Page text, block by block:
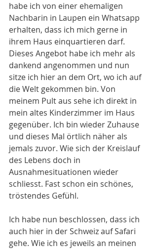
habe ich von einer ehemaligen
Nachbarin in Laupen ein Whatsapp
erhalten, dass ich mich gerne in
ihrem Haus einquartieren darf.
Dieses Angebot habe ich mehr als
dankend angenommen und nun
sitze ich hier an dem Ort, wo ich auf
die Welt gekommen bin. Von
meinem Pult aus sehe ich direkt in
mein altes Kinderzimmer im Haus
gegenüber. Ich bin wieder Zuhause
und dieses Mal örtlich näher als
jemals zuvor. Wie sich der Kreislauf
des Lebens doch in
Ausnahmesituationen wieder
schliesst. Fast schon ein schönes,
tröstendes Gefühl.
Ich habe nun beschlossen, dass ich
auch hier in der Schweiz auf Safari
gehe. Wie ich es jeweils an meinen